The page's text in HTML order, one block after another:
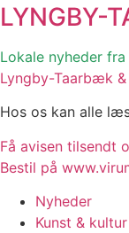
LYNGBY-
Lokale nyheder fra
Lyngby-Taarbæk
Hos os kan alle
Få avisen tilsendt
Bestil på
Nyheder
Kunst & kultur